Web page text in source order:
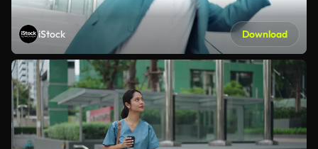
iStock Download